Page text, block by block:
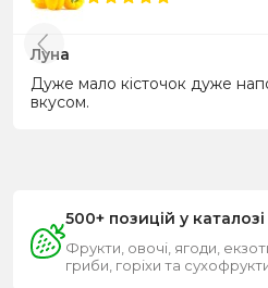
Луна
Дуже мало кісточок дуже
вкусом.
500+ позицій у каталозі
Фрукти, овочі, ягоди,
гриби, горіхи та